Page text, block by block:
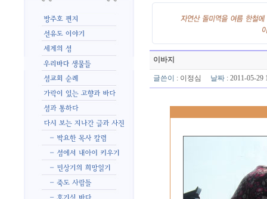
이바지
글쓴이 : 이정심 날짜: 2011-05-